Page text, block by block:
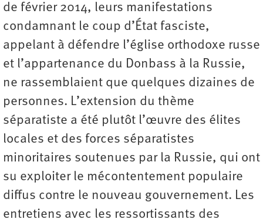
de février 2014, leurs manifestations
condamnant le coup d’État fasciste,
appelant à défendre l’église orthodoxe russe
et l’appartenance du Donbass à la Russie,
ne rassemblaient que quelques dizaines de
personnes. L’extension du thème
séparatiste a été plutôt l’œuvre des élites
locales et des forces séparatistes
minoritaires soutenues par la Russie, qui ont
su exploiter le mécontentement populaire
diffus contre le nouveau gouvernement. Les
entretiens avec les ressortissants des